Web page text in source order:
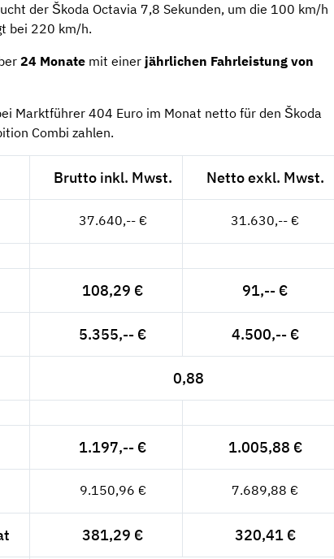
der Škoda Octavia 7,8 Sekunden, um die 100 km/h
bei 220 km/h.
24 Monate mit einer jährlichen Fahrleistung von
Marktführer 404 Euro im Monat netto für den Škoda
Combi zahlen.
Brutto inkl. Mwst. Netto exkl. Mwst.
37.640,-- € 31.630,-- €
108,29 € 91,-- €
5.355,-- € 4.500,-- €
0,88
1.197,-- € 1.005,88 €
9.150,96 € 7.689,88 €
381,29 € 320,41 €